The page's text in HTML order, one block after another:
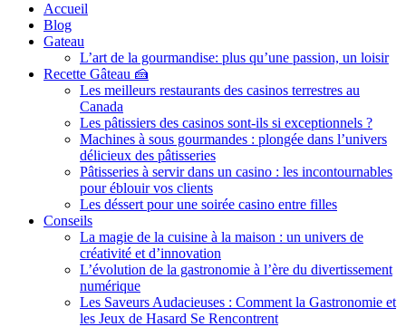
Accueil
Blog
Gateau
L’art de la gourmandise: plus qu’une passion, un loisir
Recette Gâteau 🍰
Les meilleurs restaurants des casinos terrestres au
Canada
Les pâtissiers des casinos sont-ils si exceptionnels ?
Machines à sous gourmandes : plongée dans l’univers
délicieux des pâtisseries
Pâtisseries à servir dans un casino : les incontournables
pour éblouir vos clients
Les déssert pour une soirée casino entre filles
Conseils
La magie de la cuisine à la maison : un univers de
créativité et d’innovation
L’évolution de la gastronomie à l’ère du divertissement
numérique
Les Saveurs Audacieuses : Comment la Gastronomie et
les Jeux de Hasard Se Rencontrent